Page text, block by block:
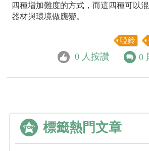
四種增加難度的方式，而這四種可以
器材與環境做應變。
啞鈴
0 人按讚 0
標籤熱門文章